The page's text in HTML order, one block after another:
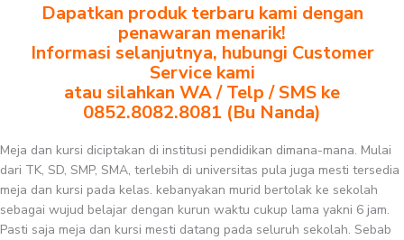
Dapatkan produk terbaru kami dengan
penawaran menarik!
Informasi selanjutnya, hubungi Customer
Service kami
atau silahkan WA / Telp / SMS ke
0852.8082.8081 (Bu Nanda)
Meja dan kursi diciptakan di institusi pendidikan dimana-mana. Mulai
dari TK, SD, SMP, SMA, terlebih di universitas pula juga mesti tersedia
meja dan kursi pada kelas. kebanyakan murid bertolak ke sekolah
sebagai wujud belajar dengan kurun waktu cukup lama yakni 6 jam.
Pasti saja meja dan kursi mesti datang pada seluruh sekolah. Sebab